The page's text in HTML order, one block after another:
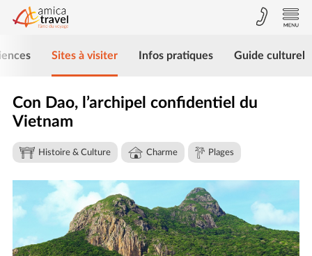
Sites à visiter Infos pratiques Guide culturel
Con Dao, l’archipel confidentiel du
Vietnam
Histoire & Culture Charme Plages